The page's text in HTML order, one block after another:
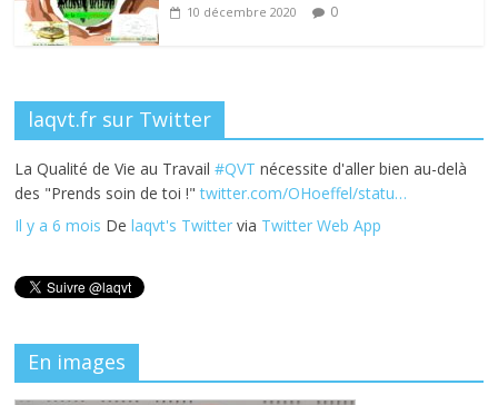
10 décembre 2020 0
laqvt.fr sur Twitter
La Qualité de Vie au Travail#QVT nécessite d'aller bien au-delà
des "Prends soin de toi !"twitter.com/OHoeffel/statu…
Il y a 6 mois Delaqvt's Twitter via Twitter Web App
En images